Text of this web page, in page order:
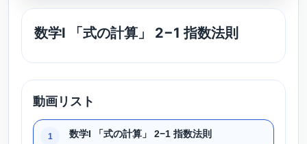
数学I 「式の計算」 2−1 指数法則
動画リスト
1 数学I 「式の計算」 2−1 指数法則